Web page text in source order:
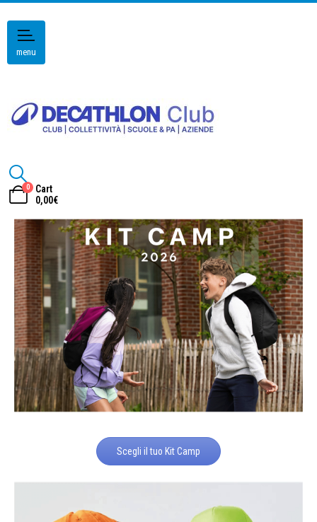
menu
0
Cart
0,00€
Scegli il tuo Kit Camp